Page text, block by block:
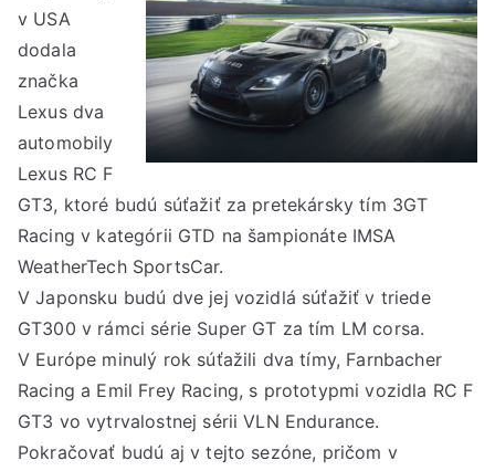
v USA
dodala
značka
Lexus dva
automobily
Lexus RC F
GT3, ktoré budú súťažiť za pretekársky tím 3GT
Racing v kategórii GTD na šampionáte IMSA
WeatherTech SportsCar.
V Japonsku budú dve jej vozidlá súťažiť v triede
GT300 v rámci série Super GT za tím LM corsa.
V Európe minulý rok súťažili dva tímy, Farnbacher
Racing a Emil Frey Racing, s prototypmi vozidla RC F
GT3 vo vytrvalostnej sérii VLN Endurance.
Pokračovať budú aj v tejto sezóne, pričom v